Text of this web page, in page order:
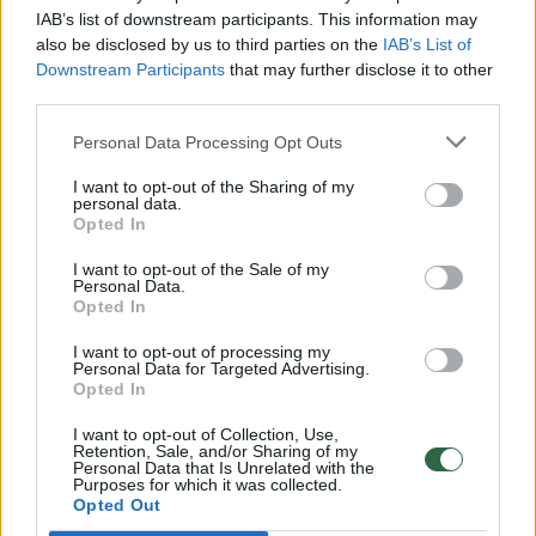
IAB’s list of downstream participants. This information may
also be disclosed by us to third parties on the IAB’s List of
Downstream Participants that may further disclose it to other
Personal Data Processing Opt Outs
I want to opt-out of the Sharing of my
personal data.
Opted In
I want to opt-out of the Sale of my
Personal Data.
Opted In
I want to opt-out of processing my
Personal Data for Targeted Advertising.
Opted In
I want to opt-out of Collection, Use,
Retention, Sale, and/or Sharing of my
Personal Data that Is Unrelated with the
Purposes for which it was collected.
Opted Out
00:00:30
Vaizdai iš tragiškos avarijos Vilniaus r.: dviejų moterų ir
vaiko gyvybių išgelbėti nepavyko
32 laipsnių šilumos
V. Zalužno pasisakymą laiko bandymu įsitvirtinti
Ukrainos politikoje: jis yra neteisus
Laidos | Nauja diena
00:00:57
Sinoptikai atsakė, kokiais orais užbaigsime darbo
savaitę: karščiai atsitrauks